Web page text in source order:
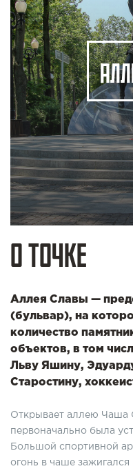
О ТОЧКЕ
Аллея Славы —
(бульвар), на
количество
объектов, в том
Льву Яшину,
Старостину,
Открывает аллею Чаша
первоначально была
Большой спортивной
огонь в чаше